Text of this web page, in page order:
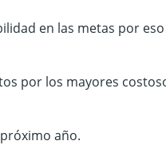
en las metas por
por los mayores
año.